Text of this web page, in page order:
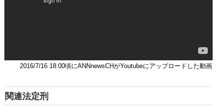
2016/7/16 18:00頃にANNnewsCHがYoutubeにアップロードした動画
関連法定刑